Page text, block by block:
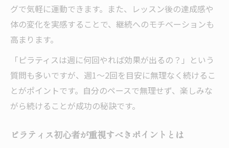
グで気軽に運動できます。また、レッスン後の達成感や
体の変化を実感することで、継続へのモチベーションも
高まります。
「ピラティスは週に何回やれば効果が出るの？」という
質問も多いですが、週1～2回を目安に無理なく続けるこ
とがポイントです。自分のペースで無理せず、楽しみな
がら続けることが成功の秘訣です。
ピラティス初心者が重視すべきポイントとは